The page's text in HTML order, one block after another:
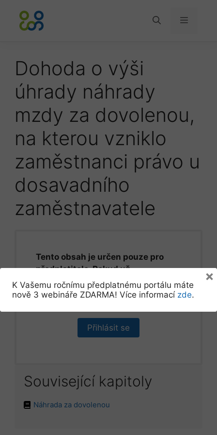
obsah
Menu
Dohoda o výši
úhrady náhrady
mzdy za dovolenou,
na kterou vzniklo
zaměstnanci právo u
dosavadního
zaměstnavatele
Tento obsah je určen pouze pro
předplatitele. Pokud už
předplatitelem jste, prosíme,
přihlaste se.
Přihlásit se
Související kapitoly
Náhrada za dovolenou
K Vašemu ročnímu předplatnému portálu máte
nově 3 webináře ZDARMA! Více informací zde.
×